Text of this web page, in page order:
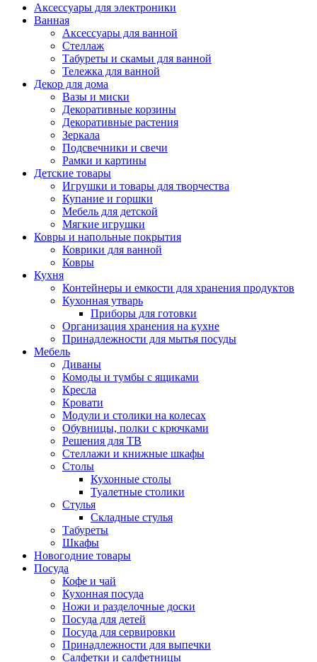
Аксессуары для электроники
Ванная
Аксессуары для ванной
Стеллаж
Табуреты и скамьи для ванной
Тележка для ванной
Декор для дома
Вазы и миски
Декоративные корзины
Декоративные растения
Зеркала
Подсвечники и свечи
Рамки и картины
Детские товары
Игрушки и товары для творчества
Купание и горшки
Мебель для детской
Мягкие игрушки
Ковры и напольные покрытия
Коврики для ванной
Ковры
Кухня
Контейнеры и емкости для хранения продуктов
Кухонная утварь
Приборы для готовки
Организация хранения на кухне
Принадлежности для мытья посуды
Мебель
Диваны
Комоды и тумбы с ящиками
Кресла
Кровати
Модули и столики на колесах
Обувницы, полки с крючками
Решения для ТВ
Стеллажи и книжные шкафы
Столы
Кухонные столы
Туалетные столики
Стулья
Складные стулья
Табуреты
Шкафы
Новогодние товары
Посуда
Кофе и чай
Кухонная посуда
Ножи и разделочные доски
Посуда для детей
Посуда для сервировки
Принадлежности для выпечки
Салфетки и салфетницы